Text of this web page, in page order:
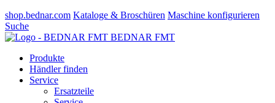
shop.bednar.com Kataloge & Broschüren Maschine konfigurieren
Suche
BEDNAR FMT
Produkte
Händler finden
Service
Ersatzteile